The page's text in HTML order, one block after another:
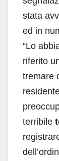
stata
ed in
“Lo
riferito
tremare
terribile